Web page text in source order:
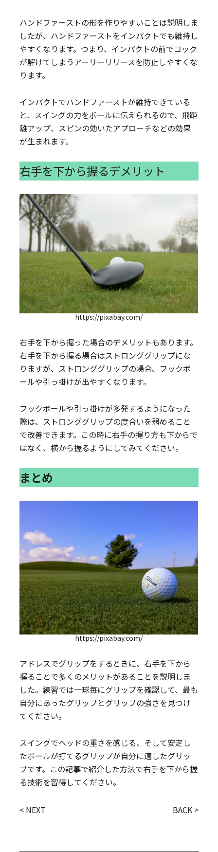
ハンドファーストの形を作りやすいことは説明しま
したが、ハンドファーストをインパクトでも維持し
やすくなります。つまり、インパクトの前でコック
が解けてしまうアーリーリリースを防止しやすくな
ります。
インパクトでハンドファーストが維持できている
と、スイングの力をボールに伝えられるので、飛距
離アップ、スピンの効いたアプローチなどの効果
が生まれます。
右手を下から握るデメリット
https://pixabay.com/
右手を下から握った場合のデメリットもあります。
右手を下から握る場合はストロンググリップにな
りますが、ストロンググリップの場合、フックボ
ールや引っ掛けが出やすくなります。
フックボールや引っ掛けが多発するようになった
際は、ストロンググリップの度合いを弱めること
で改善できます。この時に右手の握り方も下からで
はなく、横から握るようにしてみてください。
まとめ
https://pixabay.com/
アドレスでグリップをするときに、右手を下から
握ることで多くのメリットがあることを説明しま
した。練習では一球毎にグリップを確認して、最も
自分にあったグリップとグリップの強さを見つけ
てください。
スイングでヘッドの重さを感じる、そして安定し
たボールが打てるグリップが自分に適したグリッ
プです。この記事で紹介した方法で右手を下から握
る技術を習得してください。
< NEXT BACK >